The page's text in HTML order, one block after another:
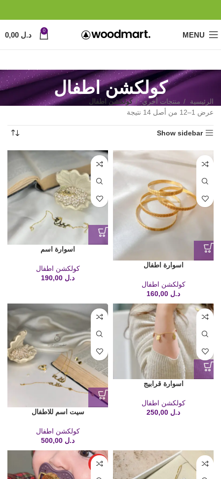
MENU
0 د.ل
كولكشن اطفال
الرئيسية منتجات أخري
كولكشن اطفال
عرض 1–12 من أصل 14 نتيجة
Show sidebar
اسوارة اطفال
كولكشن اطفال
د.ل
اسوارة اسم
كولكشن اطفال
د.ل
اسوارة قرابيج
كولكشن اطفال
د.ل
سيت اسم للاطفال
كولكشن اطفال
د.ل
HOT